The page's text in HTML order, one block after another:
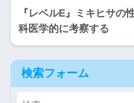
『レベルE』ミキヒサの
科医学的に考察する
検索フォーム